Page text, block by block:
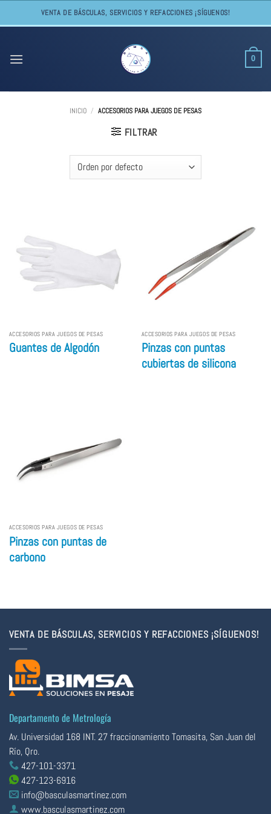
VENTA DE BÁSCULAS, SERVICIOS Y REFACCIONES ¡SÍGUENOS!
0
INICIO / ACCESORIOS PARA JUEGOS DE PESAS
FILTRAR
ACCESORIOS PARA JUEGOS DE PESAS
Guantes de Algodón
ACCESORIOS PARA JUEGOS DE PESAS
Pinzas con puntas
cubiertas de silicona
ACCESORIOS PARA JUEGOS DE PESAS
Pinzas con puntas de
carbono
VENTA DE BÁSCULAS, SERVICIOS Y REFACCIONES ¡SÍGUENOS!
Departamento de Metrología
Av. Universidad 168 INT. 27 fraccionamiento Tomasita, San Juan del
Río, Qro.
427-101-3371
427-123-6916
info@basculasmartinez.com
www.basculasmartinez.com